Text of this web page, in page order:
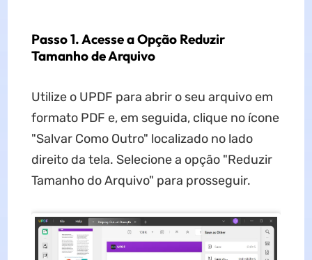
Passo 1. Acesse a Opção Reduzir
Tamanho de Arquivo
Utilize o UPDF para abrir o seu arquivo em
formato PDF e, em seguida, clique no ícone
"Salvar Como Outro" localizado no lado
direito da tela. Selecione a opção "Reduzir
Tamanho do Arquivo" para prosseguir.